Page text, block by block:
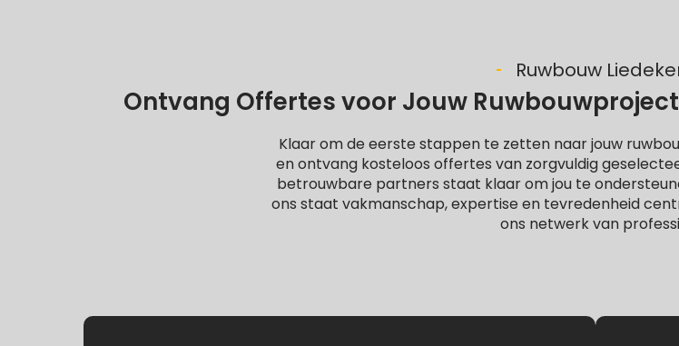
Ruwbouw
Ontvang Offertes voor Jouw
Klaar om de eerste stappen te zetten naar jouw
en ontvang kosteloos offertes van zorgvuldig
betrouwbare partners staat klaar om jou te
ons staat vakmanschap, expertise en tevredenheid
ons netwerk van